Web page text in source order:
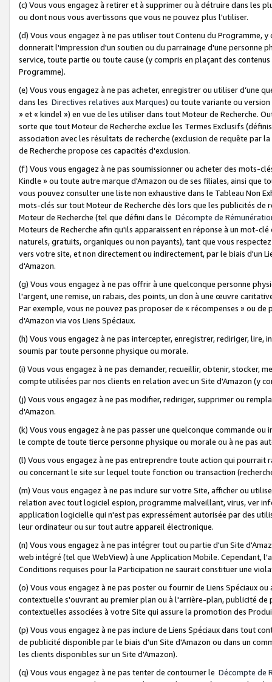
(c) Vous vous engagez à retirer et à supprimer ou à détruire dans les
ou dont nous vous avertissons que vous ne pouvez plus l'utiliser.
(d) Vous vous engagez à ne pas utiliser tout Contenu du Programme,
donnerait l'impression d'un soutien ou du parrainage d'une personne
service, toute partie ou toute cause (y compris en plaçant des
Programme).
(e) Vous vous engagez à ne pas acheter, enregistrer ou utiliser d’une
dans les Directives relatives aux Marques) ou toute variante ou
» et « kindel ») en vue de les utiliser dans tout Moteur de Recherche.
sorte que tout Moteur de Recherche exclue les Termes Exclusifs
association avec les résultats de recherche (exclusion de requête
de Recherche propose ces capacités d'exclusion.
(f) Vous vous engagez à ne pas soumissionner ou acheter des mots-
Kindle » ou toute autre marque d'Amazon ou de ses filiales, ainsi que
vous pouvez consulter une liste non exhaustive dans le Tableau Non
mots-clés sur tout Moteur de Recherche dès lors que les publicités de
Moteur de Recherche (tel que défini dans le Décompte de
Moteurs de Recherche afin qu'ils apparaissent en réponse à un mot-
naturels, gratuits, organiques ou non payants), tant que vous
vers votre site, et non directement ou indirectement, par le biais d'un
d'Amazon.
(g) Vous vous engagez à ne pas offrir à une quelconque personne
l'argent, une remise, un rabais, des points, un don à une œuvre
Par exemple, vous ne pouvez pas proposer de « récompenses » ou
d'Amazon via vos Liens Spéciaux.
(h) Vous vous engagez à ne pas intercepter, enregistrer, rediriger,
soumis par toute personne physique ou morale.
(i) Vous vous engagez à ne pas demander, recueillir, obtenir, stocker,
compte utilisées par nos clients en relation avec un Site d'Amazon (y
(j) Vous vous engagez à ne pas modifier, rediriger, supprimer ou
d'Amazon.
(k) Vous vous engagez à ne pas passer une quelconque commande
le compte de toute tierce personne physique ou morale ou à ne pas
(l) Vous vous engagez à ne pas entreprendre toute action qui
ou concernant le site sur lequel toute fonction ou transaction
(m) Vous vous engagez à ne pas inclure sur votre Site, afficher ou
relation avec tout logiciel espion, programme malveillant, virus, ver
application logicielle qui n'est pas expressément autorisée par des
leur ordinateur ou sur tout autre appareil électronique.
(n) Vous vous engagez à ne pas intégrer tout ou partie d'un Site
web intégré (tel que WebView) à une Application Mobile. Cependant,
Conditions requises pour la Participation ne saurait constituer une
(o) Vous vous engagez à ne pas poster ou fournir de Liens Spéciaux
contextuelle s'ouvrant au premier plan ou à l'arrière-plan, publicité
contextuelles associées à votre Site qui assure la promotion des
(p) Vous vous engagez à ne pas inclure de Liens Spéciaux dans tout
de publicité disponible par le biais d'un Site d'Amazon ou dans un
les clients disponibles sur un Site d'Amazon).
(q) Vous vous engagez à ne pas tenter de contourner le Décompte de